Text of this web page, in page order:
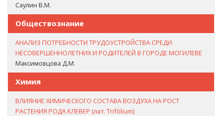
Саулин В.М.
Обществознание
АНАЛИЗ ПОТРЕБНОСТИ ТРУДОУСТРОЙСТВА СРЕДИ
НЕСОВЕРШЕННОЛЕТНИХ И РОДИТЕЛЕЙ В ГОРОДЕ МОГИЛЕВЕ
Максимовцова Д.М.
Химия
ВЛИЯНИЕ ХИМИЧЕСКОГО СОСТАВА ВОЗДУХА НА РОСТ
РАСТЕНИЯ РОДА КЛЕВЕР (лат. Trifólium)